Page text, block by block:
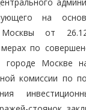
на
Москвы от
по
городе Москве
комиссии по